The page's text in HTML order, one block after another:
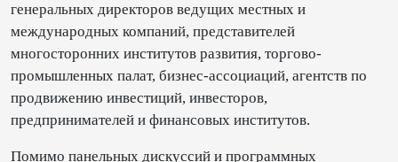
генеральных директоров ведущих местных и
международных компаний, представителей
многосторонних институтов развития, торгово-
промышленных палат, бизнес-ассоциаций, агентств по
продвижению инвестиций, инвесторов,
предпринимателей и финансовых институтов.
Помимо панельных дискуссий и программных